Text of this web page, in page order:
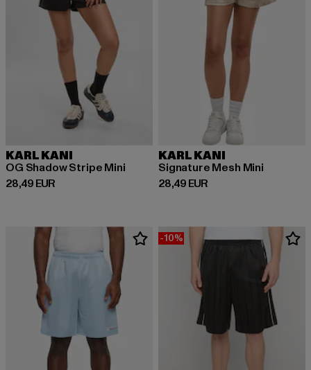
KARL KANI
OG Shadow Stripe Mini
28,49 EUR
Derzeitiger Preis: 28,49 EUR
KARL KANI
Signature Mesh Mini
28,49 EUR
Derzeitiger Preis: 28,49 EUR
-10%